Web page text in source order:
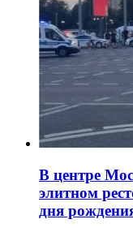
В центре
элитном
дня